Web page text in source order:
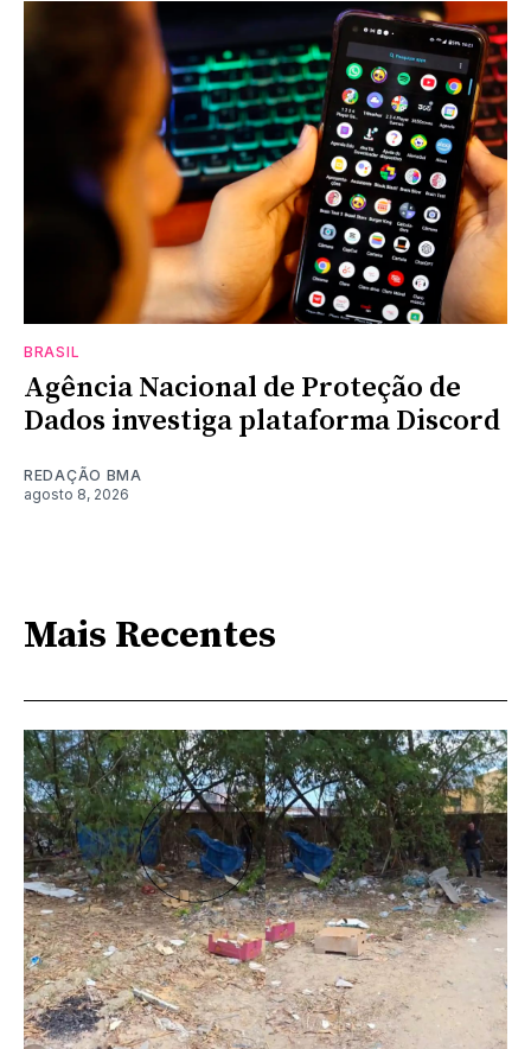
BRASIL
Agência Nacional de Proteção de
Dados investiga plataforma Discord
REDAÇÃO BMA
agosto 8, 2026
Mais Recentes